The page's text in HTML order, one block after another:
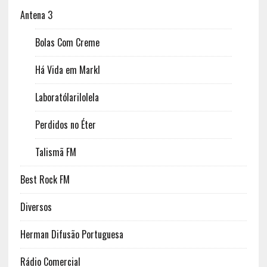
Antena 3
Bolas Com Creme
Há Vida em Markl
Laboratólarilolela
Perdidos no Éter
Talismã FM
Best Rock FM
Diversos
Herman Difusão Portuguesa
Rádio Comercial